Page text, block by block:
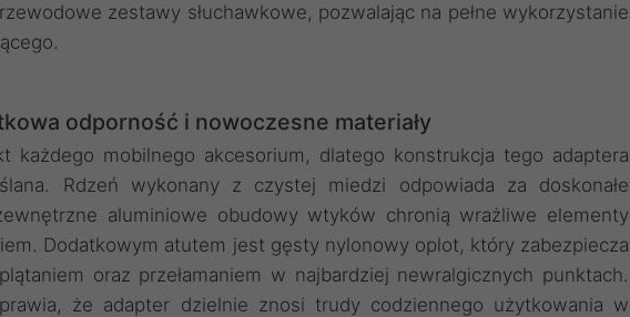
zestawy słuchawkowe, pozwalając na pełne wykorzystanie
odporność i nowoczesne materiały
każdego mobilnego akcesorium, dlatego konstrukcja tego adaptera
Rdzeń wykonany z czystej miedzi odpowiada za doskonałe
aluminiowe obudowy wtyków chronią wrażliwe elementy
Dodatkowym atutem jest gęsty nylonowy oplot, który zabezpiecza
oraz przełamaniem w najbardziej newralgicznych punktach.
że adapter dzielnie znosi trudy codziennego użytkowania w